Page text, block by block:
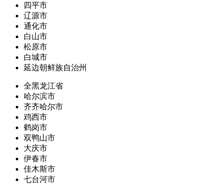
四平市
辽源市
通化市
白山市
松原市
白城市
延边朝鲜族自治州
全黑龙江省
哈尔滨市
齐齐哈尔市
鸡西市
鹤岗市
双鸭山市
大庆市
伊春市
佳木斯市
七台河市